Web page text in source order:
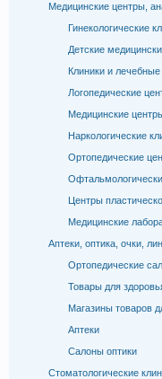
Медицинские центры,
Гинекологические
Детские
Клиники и
Логопедические
Медицинские
Наркологические
Ортопедические
Центры
Медицинские
Аптеки, оптика, очки,
Ортопедические
Товары для
Магазины товаров
Аптеки
Салоны оптики
Стоматологические